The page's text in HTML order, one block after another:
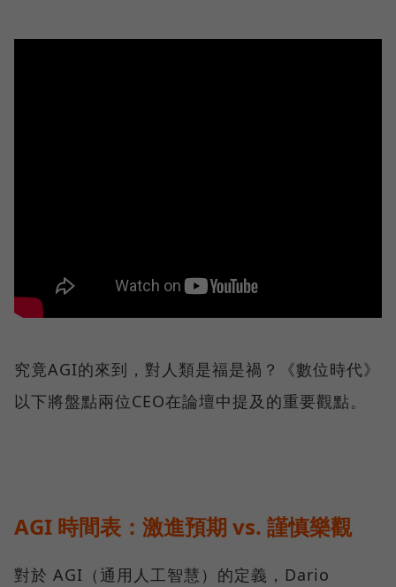
究竟AGI的來到，對人類是福是禍？《數位時代》
以下將盤點兩位CEO在論壇中提及的重要觀點。
AGI 時間表：激進預期 vs. 謹慎樂觀
對於 AGI（通用人工智慧）的定義，Dario